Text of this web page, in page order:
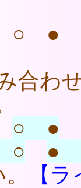
○ ●
合わ
○ ●
○
●
【